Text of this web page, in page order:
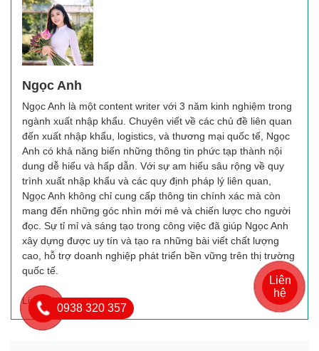
Ngọc Anh
Ngọc Anh là một content writer với 3 năm kinh nghiệm trong
ngành xuất nhập khẩu. Chuyên viết về các chủ đề liên quan
đến xuất nhập khẩu, logistics, và thương mại quốc tế, Ngọc
Anh có khả năng biến những thông tin phức tạp thành nội
dung dễ hiểu và hấp dẫn. Với sự am hiểu sâu rộng về quy
trình xuất nhập khẩu và các quy định pháp lý liên quan,
Ngọc Anh không chỉ cung cấp thông tin chính xác mà còn
mang đến những góc nhìn mới mẻ và chiến lược cho người
đọc. Sự tỉ mỉ và sáng tạo trong công việc đã giúp Ngọc Anh
xây dựng được uy tín và tạo ra những bài viết chất lượng
cao, hỗ trợ doanh nghiệp phát triển bền vững trên thị trường
quốc tế.
Linkedin
0938 320 357
Liên
hệ